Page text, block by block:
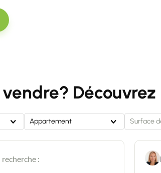
Appartement
recherche :